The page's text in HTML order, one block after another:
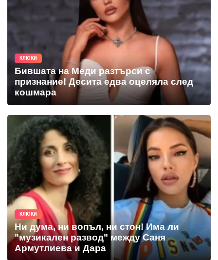
КЛЮКИ
Бившата на Меди разтърси с
признание! Десита едва оцеляла след
кошмара
КЛЮКИ
Ни дума, ни вопъл, ни стон! Има ли
"музикален развод" между Саня
Армутлиева и Дара